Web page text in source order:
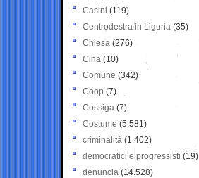
Casini (119)
Centrodestra in Liguria (35)
Chiesa (276)
Cina (10)
Comune (342)
Coop (7)
Cossiga (7)
Costume (5.581)
criminalità (1.402)
democratici e progressisti (19)
denuncia (14.528)